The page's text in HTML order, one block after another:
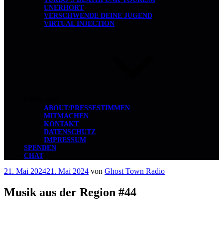
UNERHÖRT
VERSCHWENDE DEINE JUGEND
VIRTUAL INJECTION
ABOUT/PRESSESTIMMEN
MITMACHEN
KONTAKT
DATENSCHUTZ
IMPRESSUM
SPENDEN
CHAT
Veröffentlicht
21. Mai 202421. Mai 2024 von Ghost Town Radio
Musik aus der Region #44